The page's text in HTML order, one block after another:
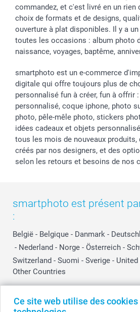
Ce site web utilise des
commandez, et c'est livré en un rien
choix de formats et de designs,
ouverture à plat disponibles. Il y a
toutes les occasions : album photo
naissance, voyages, baptême,
smartphoto est un e-commerce
digitale qui offre toujours plus de
personnalisé fun à créer, fun à offrir
personnalisé, coque iphone, photo
photo, pêle-mêle photo, stickers
idées cadeaux et objets
tous les mois de nouveaux produits,
créés par nos designers, et des
selon les retours et besoins de nos
smartphoto est présent
:
België - Belgique - Danmark -
- Nederland - Norge - Österreich -
Switzerland - Suomi - Sverige -
Other Countries
Tous les prix sont en EURO (€), TVA